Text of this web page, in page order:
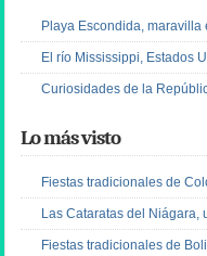
Playa Escondida, maravilla
El río Mississippi, Estados
Curiosidades de la
Lo más visto
Fiestas tradicionales de
Las Cataratas del Niágara,
Fiestas tradicionales de